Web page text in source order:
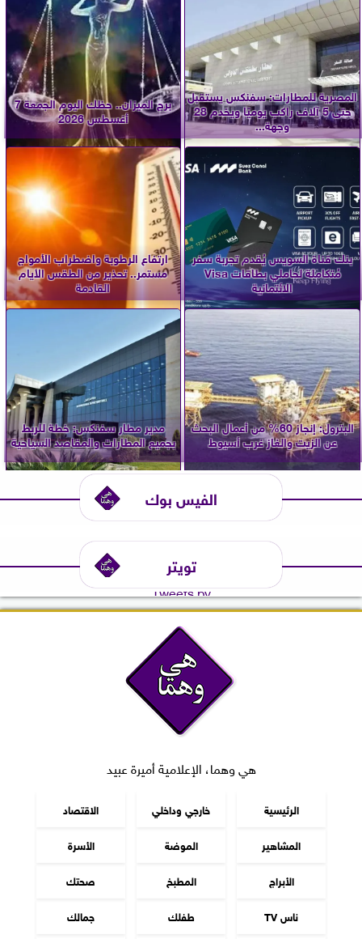
المصرية للمطارات: سفنكس يستقبل
حتى 5 آلاف راكب يوميًا ويخدم 28
وجهة...
برج الميزان.. حظك اليوم الجمعة 7
أغسطس 2026
بنك قناة السويس يُقدم تجربة سفر
مُتكاملة لحاملي بطاقات Visa
الائتمانية
ارتفاع الرطوبة واضطراب الأمواج
مستمر.. تحذير من الطقس الأيام
القادمة
البترول: إنجاز 60% من أعمال البحث
عن الزيت والغاز غرب أسيوط
مدير مطار سفنكس: خطة للربط
بجميع المطارات والمقاصد السياحية
الفيس بوك
تويتر
Tweets by
هي وهما، الإعلامية أميرة عبيد
الرئيسية خارجي وداخلي
الاقتصاد
المشاهير
الموضة
الأسرة
الأبراج
المطبخ
صحتك
ناس TV
طفلك جمالك